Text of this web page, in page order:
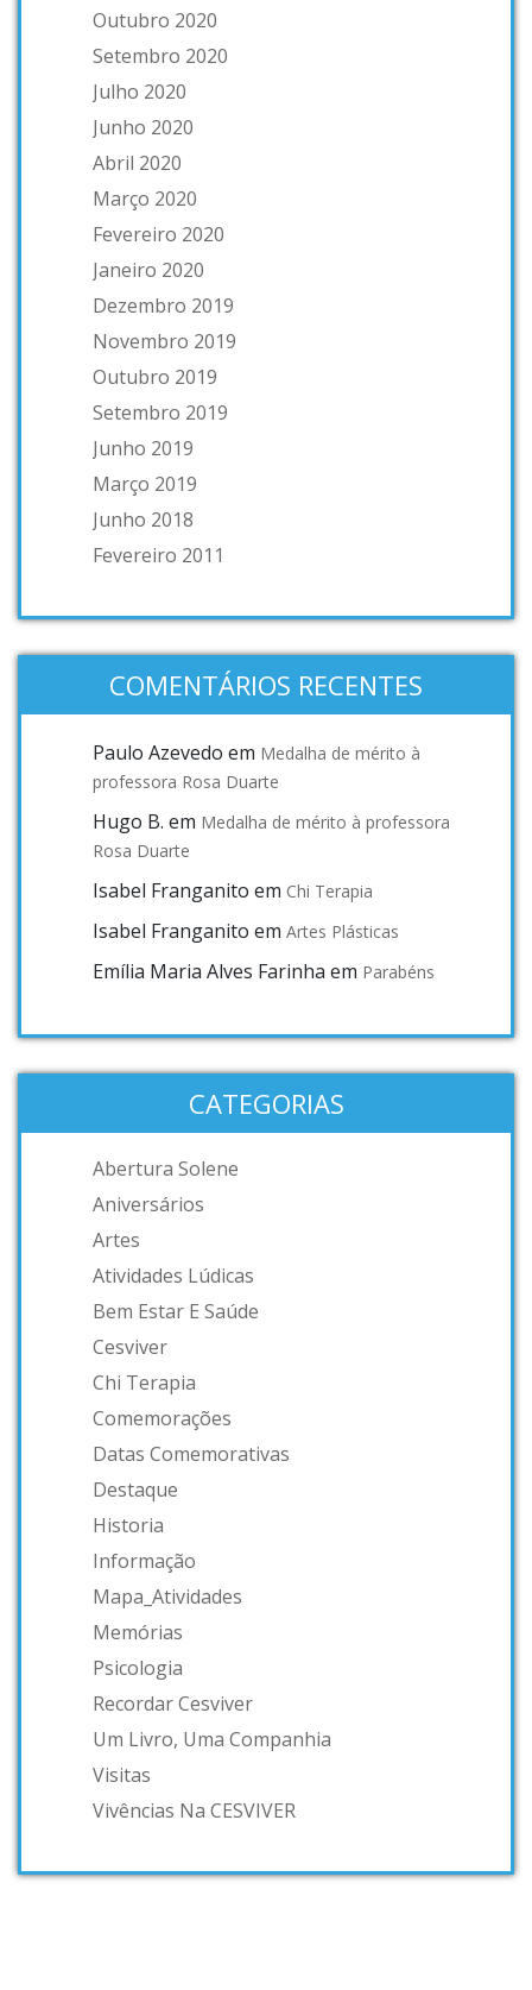
Outubro 2020
Setembro 2020
Julho 2020
Junho 2020
Abril 2020
Março 2020
Fevereiro 2020
Janeiro 2020
Dezembro 2019
Novembro 2019
Outubro 2019
Setembro 2019
Junho 2019
Março 2019
Junho 2018
Fevereiro 2011
COMENTÁRIOS RECENTES
Paulo Azevedo em Medalha de mérito à
professora Rosa Duarte
Hugo B. em Medalha de mérito à professora
Rosa Duarte
Isabel Franganito em Chi Terapia
Isabel Franganito em Artes Plásticas
Emília Maria Alves Farinha em Parabéns
CATEGORIAS
Abertura Solene
Aniversários
Artes
Atividades Lúdicas
Bem Estar E Saúde
Cesviver
Chi Terapia
Comemorações
Datas Comemorativas
Destaque
Historia
Informação
Mapa_Atividades
Memórias
Psicologia
Recordar Cesviver
Um Livro, Uma Companhia
Visitas
Vivências Na CESVIVER